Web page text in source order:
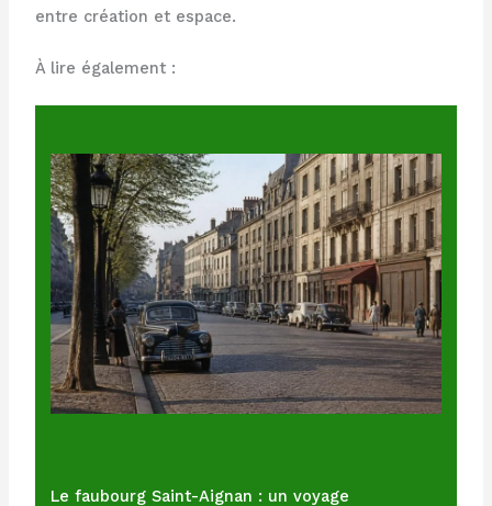
entre création et espace.
À lire également :
Le faubourg Saint-Aignan : un voyage